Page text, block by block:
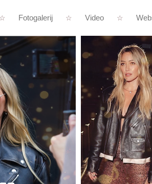
Fotogalerij Video